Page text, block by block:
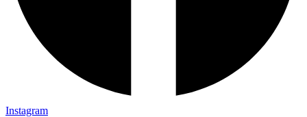
Instagram